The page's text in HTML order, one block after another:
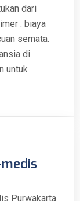
dari
: biaya
semata.
di
untuk
Purwakarta